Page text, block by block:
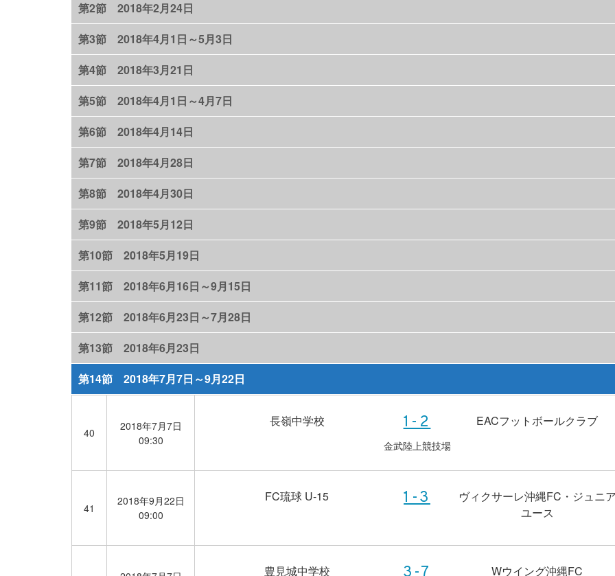
第2節 2018年2月24日
第3節 2018年4月1日～5月3日
第4節 2018年3月21日
第5節 2018年4月1日～4月7日
第6節 2018年4月14日
第7節 2018年4月28日
第8節 2018年4月30日
第9節 2018年5月12日
第10節 2018年5月19日
第11節 2018年6月16日～9月15日
第12節 2018年6月23日～7月28日
第13節 2018年6月23日
第14節 2018年7月7日～9月22日
40
2018年7月7日
09:30
長嶺中学校 1-2 EACフットボールクラブ
金武陸上競技場
41
2018年9月22日
09:00
FC琉球 U-15 1-3
ヴィクサーレ沖縄FC・ジュニ
ユース
豊見城中学校 Wウイング沖縄FC